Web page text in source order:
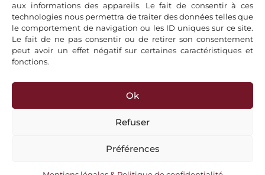
aux informations des appareils. Le fait de consentir à ces
technologies nous permettra de traiter des données telles que
le comportement de navigation ou les ID uniques sur ce site.
Le fait de ne pas consentir ou de retirer son consentement
peut avoir un effet négatif sur certaines caractéristiques et
fonctions.
Ok
Refuser
Préférences
Nous contacter
Mentions légales & Politique
de confidentialité
+ Bancontact, Klarna, Paypal